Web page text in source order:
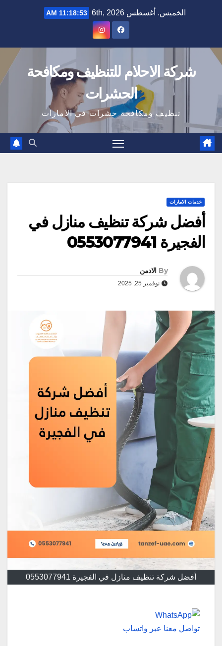
الخميس. أغسطس 6th, 2026 11:18:54 AM
شركة الاحلام للتنظيف ومكافحة
الحشرات
تنظيف ومكافحة حشرات في الامارات
خدمات الامارات
أفضل شركة تنظيف منازل في
الفجيرة 0553077941
By الادمن
نوفمبر 25, 2025
أفضل شركة تنظيف منازل في الفجيرة 0553077941
تواصل معنا عبر واتساب